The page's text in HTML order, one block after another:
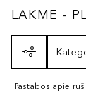
LAKME -
LAKME -
Pastabos apie